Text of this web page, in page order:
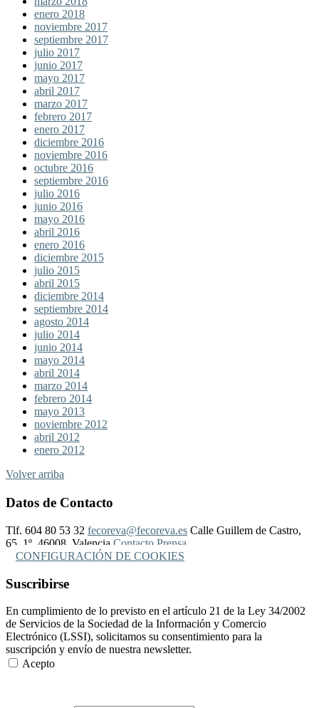
enero 2018
noviembre 2017
septiembre 2017
julio 2017
junio 2017
mayo 2017
abril 2017
marzo 2017
febrero 2017
enero 2017
diciembre 2016
noviembre 2016
octubre 2016
septiembre 2016
julio 2016
junio 2016
mayo 2016
abril 2016
enero 2016
diciembre 2015
julio 2015
abril 2015
diciembre 2014
septiembre 2014
agosto 2014
julio 2014
junio 2014
mayo 2014
abril 2014
marzo 2014
febrero 2014
mayo 2013
noviembre 2012
abril 2012
enero 2012
Volver arriba
Datos de Contacto
Tlf. 604 80 53 32 fecoreva@fecoreva.es Calle Guillem de Castro,
65, 1º, 46008, Valencia Contacto Prensa
CONFIGURACIÓN DE COOKIES
Suscribirse
En cumplimiento de lo previsto en el artículo 21 de la Ley 34/2002
de Servicios de la Sociedad de la Información y Comercio
Electrónico (LSSI), solicitamos su consentimiento para la
suscripción y envío de nuestra newsletter.
Acepto